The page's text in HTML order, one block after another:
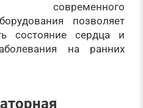
современного
позволяет
состояние сердца и
на ранних